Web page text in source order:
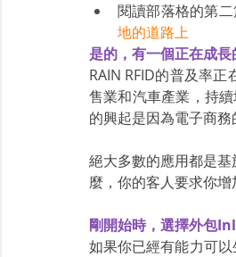
閱讀部落格的第二
地的道路上
是的，有一個正在成長
RAIN RFID的普及率
售業和汽車產業，持
的興起是因為電子商務
絕大多數的應用都是
麼，你的客人要求你增
剛開始時，選擇外包
如果你已經有能力可